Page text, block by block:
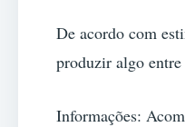
De acordo com
produzir algo
Informações: Acom